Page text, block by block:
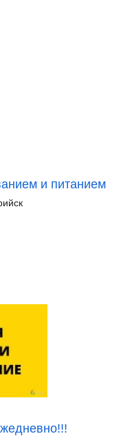
и питанием